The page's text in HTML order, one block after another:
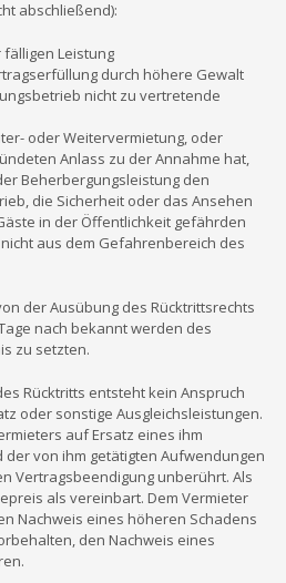
abschließend):
Leistung
durch höhere Gewalt
nicht zu vertretende
oder Weitervermietung, oder
Anlass zu der Annahme hat,
Beherbergungsleistung den
die Sicherheit oder das Ansehen
in der Öffentlichkeit gefährden
aus dem Gefahrenbereich des
der Ausübung des Rücktrittsrechts
nach bekannt werden des
zu setzten.
Rücktritts entsteht kein Anspruch
oder sonstige Ausgleichsleistungen.
auf Ersatz eines ihm
von ihm getätigten Aufwendungen
Vertragsbeendigung unberührt. Als
als vereinbart. Dem Vermieter
Nachweis eines höheren Schadens
den Nachweis eines